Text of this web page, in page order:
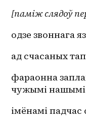
[паміж слядоў
одзе звоннага
ад счасаных
фараонна
чужымі нашымі
імёнамі падчас